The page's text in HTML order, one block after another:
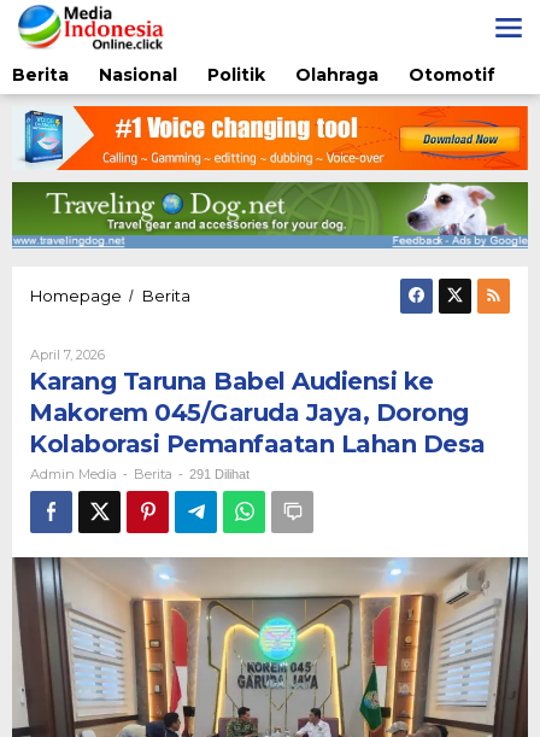
Lewati
ke
konten
Berita
Nasional Politik Olahraga Otomotif
Homepage / Berita
ke
Makorem
045/Garuda
Jaya,
Dorong
Kolaborasi
Pemanfaatan
Lahan
Desa
April 7, 2026Oleh
Media
Karang Taruna Babel Audiensi ke
Makorem 045/Garuda Jaya, Dorong
Kolaborasi Pemanfaatan Lahan Desa
Admin Media - Berita - 291 Dilihat